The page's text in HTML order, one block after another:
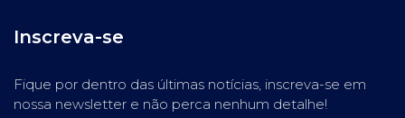
Inscreva-se
Fique por dentro das últimas notícias, inscreva-se em
nossa newsletter e não perca nenhum detalhe!